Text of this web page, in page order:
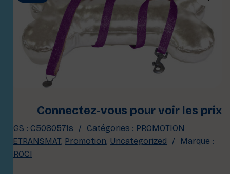
Connectez-vous pour voir les prix
UGS : C5080571s Catégories : PROMOTION
SETRANSMAT, Promotion, Uncategorized
Marque :
CROCI